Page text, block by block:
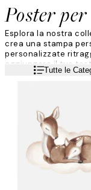
Poster
Esplora la nostra
crea una stampa
personalizzate
aggiungere il tuo
meravigliosi regali
Leggi di piùTutte le